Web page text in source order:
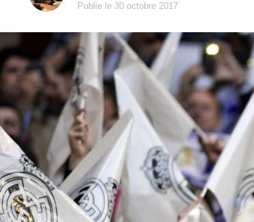
Publie le 30 octobre 2017